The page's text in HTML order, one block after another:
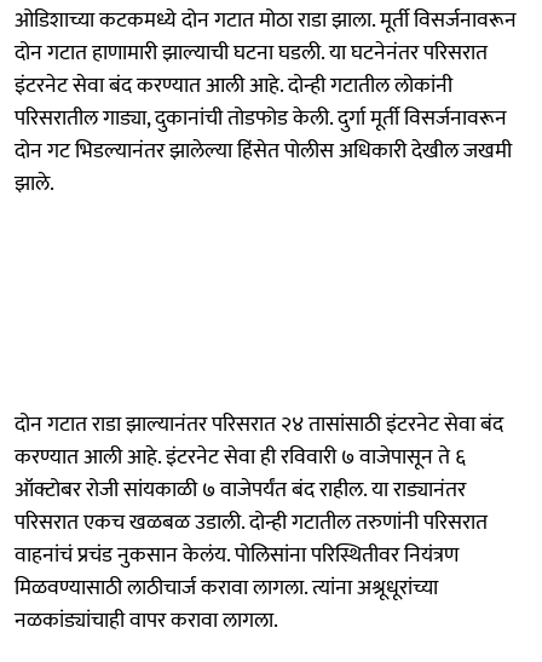
ओडिशाच्या कटकमध्ये दोन गटात मोठा राडा झाला. मूर्ती विसर्जनावरून
दोन गटात हाणामारी झाल्याची घटना घडली. या घटनेनंतर परिसरात
इंटरनेट सेवा बंद करण्यात आली आहे. दोन्ही गटातील लोकांनी
परिसरातील गाड्या, दुकानांची तोडफोड केली. दुर्गा मूर्ती विसर्जनावरून
दोन गट भिडल्यानंतर झालेल्या हिंसेत पोलीस अधिकारी देखील जखमी
झाले.
दोन गटात राडा झाल्यानंतर परिसरात २४ तासांसाठी इंटरनेट सेवा बंद
करण्यात आली आहे. इंटरनेट सेवा ही रविवारी ७ वाजेपासून ते ६
ऑक्टोबर रोजी सांयकाळी ७ वाजेपर्यंत बंद राहील. या राड्यानंतर
परिसरात एकच खळबळ उडाली. दोन्ही गटातील तरुणांनी परिसरात
वाहनांचं प्रचंड नुकसान केलंय. पोलिसांना परिस्थितीवर नियंत्रण
मिळवण्यासाठी लाठीचार्ज करावा लागला. त्यांना अश्रूधूरांच्या
नळकांड्यांचाही वापर करावा लागला.